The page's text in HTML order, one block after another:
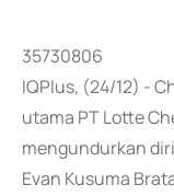
35730806
IQPlus, (24/12) -
utama PT Lotte
mengundurkan
Evan Kusuma